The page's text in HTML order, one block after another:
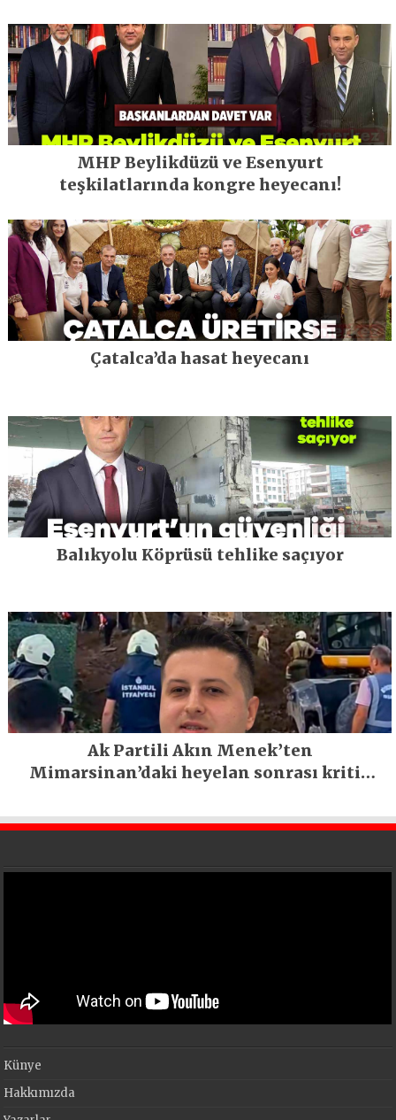
MHP Beylikdüzü ve Esenyurt
teşkilatlarında kongre heyecanı!
Çatalca’da hasat heyecanı
Balıkyolu Köprüsü tehlike saçıyor
Ak Partili Akın Menek’ten
Mimarsinan’daki heyelan sonrası kritik
Künye
Hakkımızda